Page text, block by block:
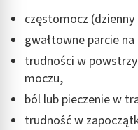
częstomocz
gwałtowne parcie
trudności w
moczu,
ból lub pieczenie w
trudność w